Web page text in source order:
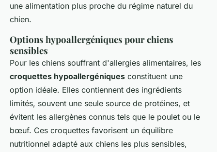
une alimentation plus proche du régime naturel du
chien.
Options hypoallergéniques pour chiens
sensibles
Pour les chiens souffrant d'allergies alimentaires, les
croquettes hypoallergéniques constituent une
option idéale. Elles contiennent des ingrédients
limités, souvent une seule source de protéines, et
évitent les allergènes connus tels que le poulet ou le
bœuf. Ces croquettes favorisent un équilibre
nutritionnel adapté aux chiens les plus sensibles,